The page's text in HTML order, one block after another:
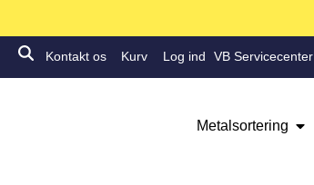
Kontakt os Kurv Log ind VB Servicecenter
Metalsortering